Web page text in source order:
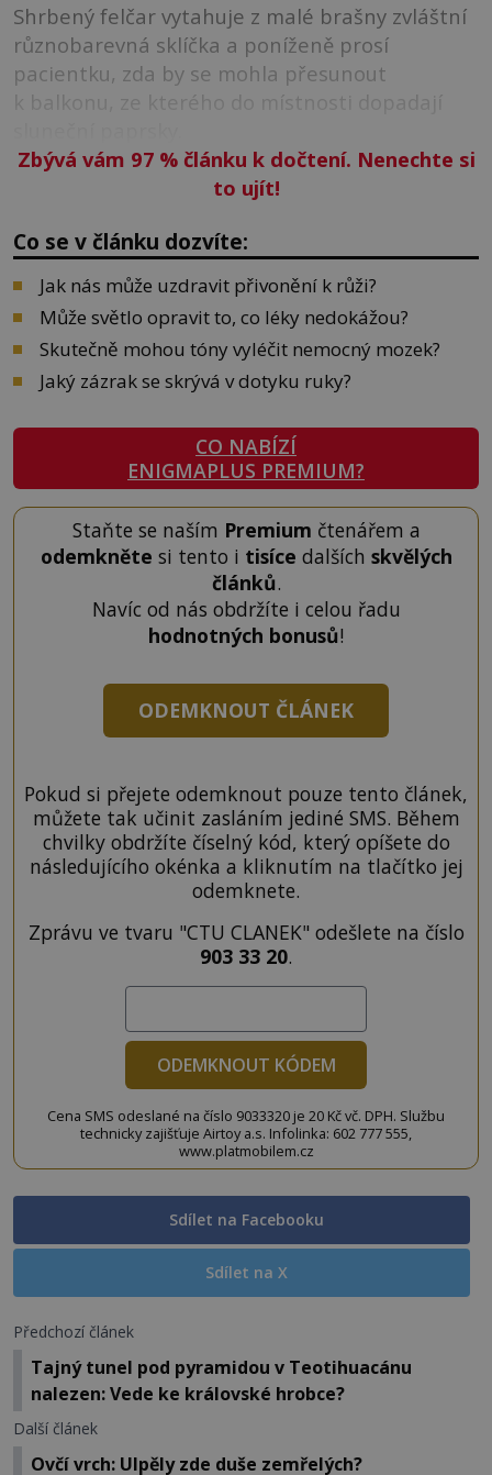
Shrbený felčar vytahuje z malé brašny zvláštní
různobarevná sklíčka a poníženě prosí
pacientku, zda by se mohla přesunout
k balkonu, ze kterého do místnosti dopadají
Zbývá vám 97 %článku k dočtení. Nenechte si
to ujít!
Co se v článku dozvíte:
Jak nás může uzdravit přivonění k růži?
Může světlo opravit to, co léky nedokážou?
Skutečně mohou tóny vyléčit nemocný mozek?
Jaký zázrak se skrývá v dotyku ruky?
CO NABÍZÍ
ENIGMAPLUS PREMIUM?
Staňte se naším Premium čtenářem a
odemkněte si tento i tisíce dalších skvělých
článků.
Navíc od nás obdržíte i celou řadu
hodnotných bonusů!
ODEMKNOUT ČLÁNEK
Pokud si přejete odemknout pouze tento článek,
můžete tak učinit zasláním jediné SMS. Během
chvilky obdržíte číselný kód, který opíšete do
následujícího okénka a kliknutím na tlačítko jej
odemknete.
Zprávu ve tvaru "CTU CLANEK" odešlete na číslo
903 33 20.
ODEMKNOUT KÓDEM
Cena SMS odeslané na číslo 9033320 je 20 Kč vč. DPH. Službu
technicky zajišťuje Airtoy a.s. Infolinka: 602 777 555,
www.platmobilem.cz
Sdílet na Facebooku
Sdílet na X
Předchozí článek
Tajný tunel pod pyramidou v Teotihuacánu
nalezen: Vede ke královské hrobce?
Další článek
Ovčí vrch: Ulpěly zde duše zemřelých?